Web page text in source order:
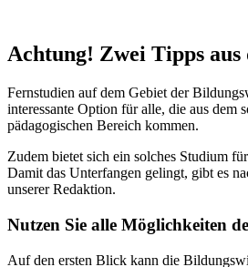
Achtung! Zwei Tipps
Fernstudien auf dem Gebiet der
interessante Option für alle, die aus dem
pädagogischen Bereich kommen.
Zudem bietet sich ein solches Studium
Damit das Unterfangen gelingt, gibt es
unserer Redaktion.
Nutzen Sie alle Möglichkeiten
Auf den ersten Blick kann die